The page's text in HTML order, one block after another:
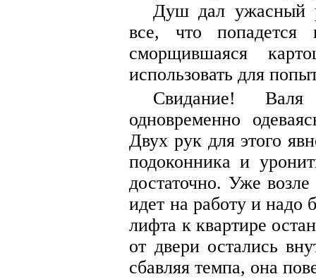
Душ дал ужасный
все, что
сморщившаяся
использовать для
Свидание!
одновременно
Двух рук для этого
подоконника и
достаточно. Уже
идет на работу и надо
лифта к квартире
от двери остались
сбавляя темпа, она